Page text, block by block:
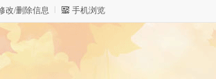
改/删除信息 手机浏览